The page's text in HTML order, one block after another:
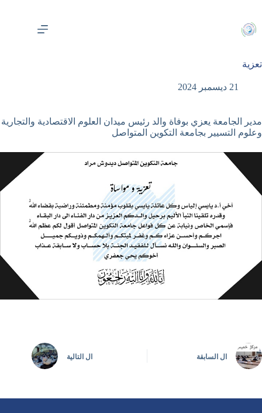
المحتوى
تعزية
21 ديسمبر 2024
مدير الجامعة يعزي بوفاة والد رئيس ميدان العلوم الاقتصادية والتجارية
وعلوم التسيير بجامعة التكوين المتواصل
ال السابقة ال التالية